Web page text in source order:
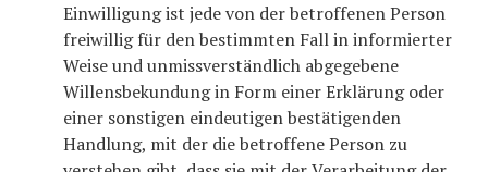
Einwilligung ist jede von der betroffenen Person
freiwillig für den bestimmten Fall in informierter
Weise und unmissverständlich abgegebene
Willensbekundung in Form einer Erklärung oder
einer sonstigen eindeutigen bestätigenden
Handlung, mit der die betroffene Person zu